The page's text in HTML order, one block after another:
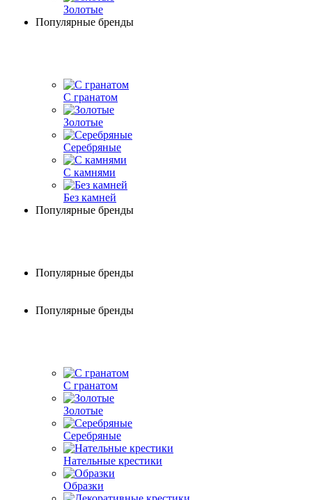
Золотые
Популярные бренды
С гранатом
Золотые
Серебряные
С камнями
Без камней
Популярные бренды
Популярные бренды
Популярные бренды
С гранатом
Золотые
Серебряные
Нательные крестики
Образки